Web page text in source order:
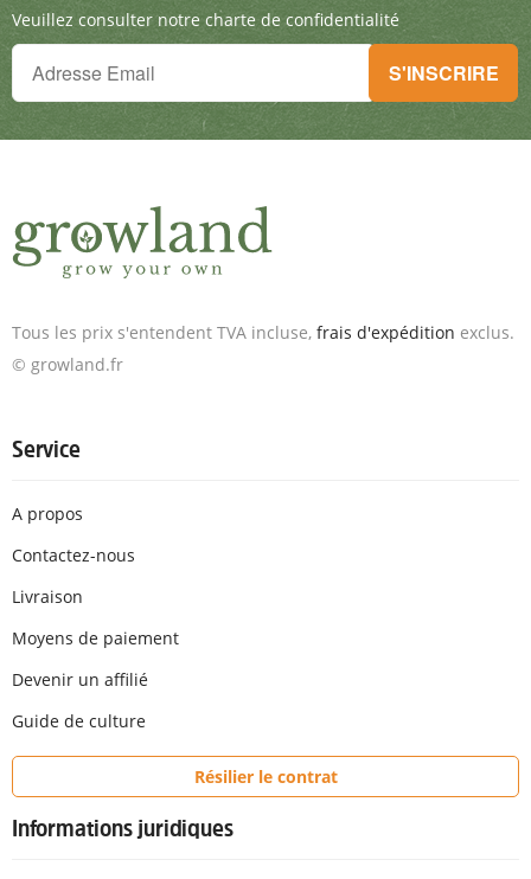
Veuillez consulter notre charte de confidentialité
Tu ne peux plus rien manquer !
Inscris-toi à la newsletter & reçois des offres exceptionnelles.
S'INSCRIRE
Tous les prix s'entendent TVA incluse, frais d'expédition exclus.
© growland.fr
Service
A propos
Contactez-nous
Livraison
Moyens de paiement
Devenir un affilié
Guide de culture
Résilier le contrat
Informations juridiques